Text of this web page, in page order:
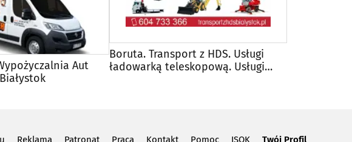
Aut
Boruta. Transport z HDS. Usługi
ładowarką teleskopową. Usługi
Reklama Patronat Praca Kontakt Pomoc ISOK Twój Profil